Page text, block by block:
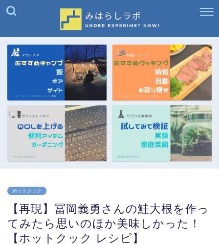
ホットクック
【再現】冨岡義勇さんの鮭大根を作っ
てみたら思いのほか美味しかった！
【ホットクック レシピ】